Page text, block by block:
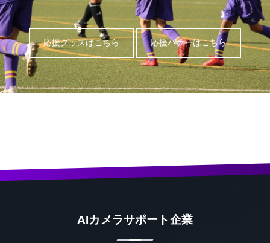
応援グッズはこちら 応援バナーはこちら
AIカメラサポート企業